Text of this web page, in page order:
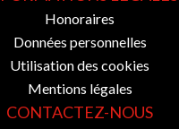
Honoraires
Données personnelles
Utilisation des cookies
Mentions légales
CONTACTEZ-NOUS